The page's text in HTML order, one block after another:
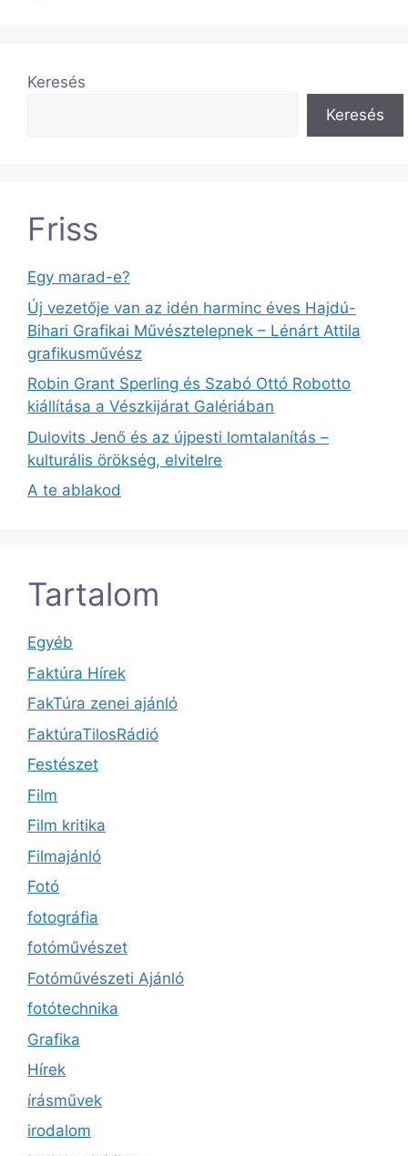
Keresés
Keresés
Friss
Egy marad-e?
Új vezetője van az idén harminc éves Hajdú-
Bihari Grafikai Művésztelepnek – Lénárt Attila
grafikusművész
Robin Grant Sperling és Szabó Ottó Robotto
kiállítása a Vészkijárat Galériában
Dulovits Jenő és az újpesti lomtalanítás –
kulturális örökség, elvitelre
A te ablakod
Tartalom
Egyéb
Faktúra Hírek
FakTúra zenei ajánló
FaktúraTilosRádió
Festészet
Film
Film kritika
Filmajánló
Fotó
fotográfia
fotóművészet
Fotóművészeti Ajánló
fotótechnika
Grafika
Hírek
írásművek
irodalom